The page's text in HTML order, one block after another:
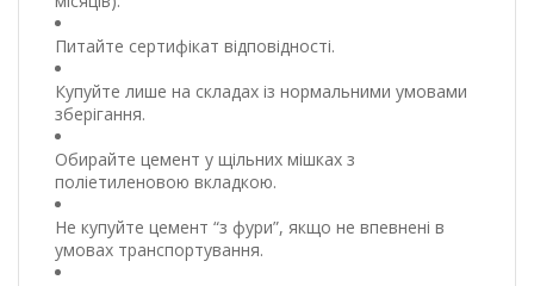
Питайте сертифікат відповідності.
Купуйте лише на складах із нормальними умовами
зберігання.
Обирайте цемент у щільних мішках з
поліетиленовою вкладкою.
Не купуйте цемент “з фури”, якщо не впевнені в
умовах транспортування.